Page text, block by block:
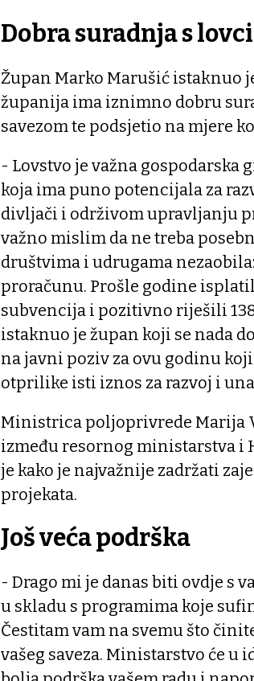
Dobra suradnja s
Župan Marko Marušić istaknuo
županija ima iznimno dobru
savezom te podsjetio na mjere
- Lovstvo je važna gospodarska
koja ima puno potencijala za
divljači i održivom upravljanju
važno mislim da ne treba
društvima i udrugama
proračunu. Prošle godine
subvencija i pozitivno riješili
istaknuo je župan koji se nada
na javni poziv za ovu godinu
otprilike isti iznos za razvoj i
Ministrica poljoprivrede Marija
između resornog ministarstva i
je kako je najvažnije zadržati
projekata.
Još veća podrška
- Drago mi je danas biti ovdje s
u skladu s programima koje
Čestitam vam na svemu što
vašeg saveza. Ministarstvo će